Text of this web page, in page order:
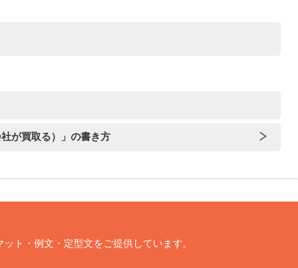
が買取る）」の書き方
ト・例文・定型文をご提供しています。